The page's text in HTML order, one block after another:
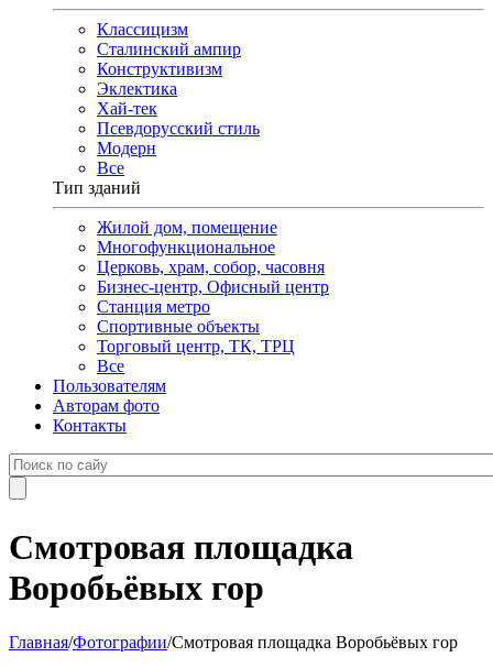
Классицизм
Сталинский ампир
Конструктивизм
Эклектика
Хай-тек
Псевдорусский стиль
Модерн
Все
Тип зданий
Жилой дом, помещение
Многофункциональное
Церковь, храм, собор, часовня
Бизнес-центр, Офисный центр
Станция метро
Спортивные объекты
Торговый центр, ТК, ТРЦ
Все
Пользователям
Авторам фото
Контакты
Смотровая площадка
Воробьёвых гор
Главная/Фотографии/Смотровая площадка Воробьёвых гор